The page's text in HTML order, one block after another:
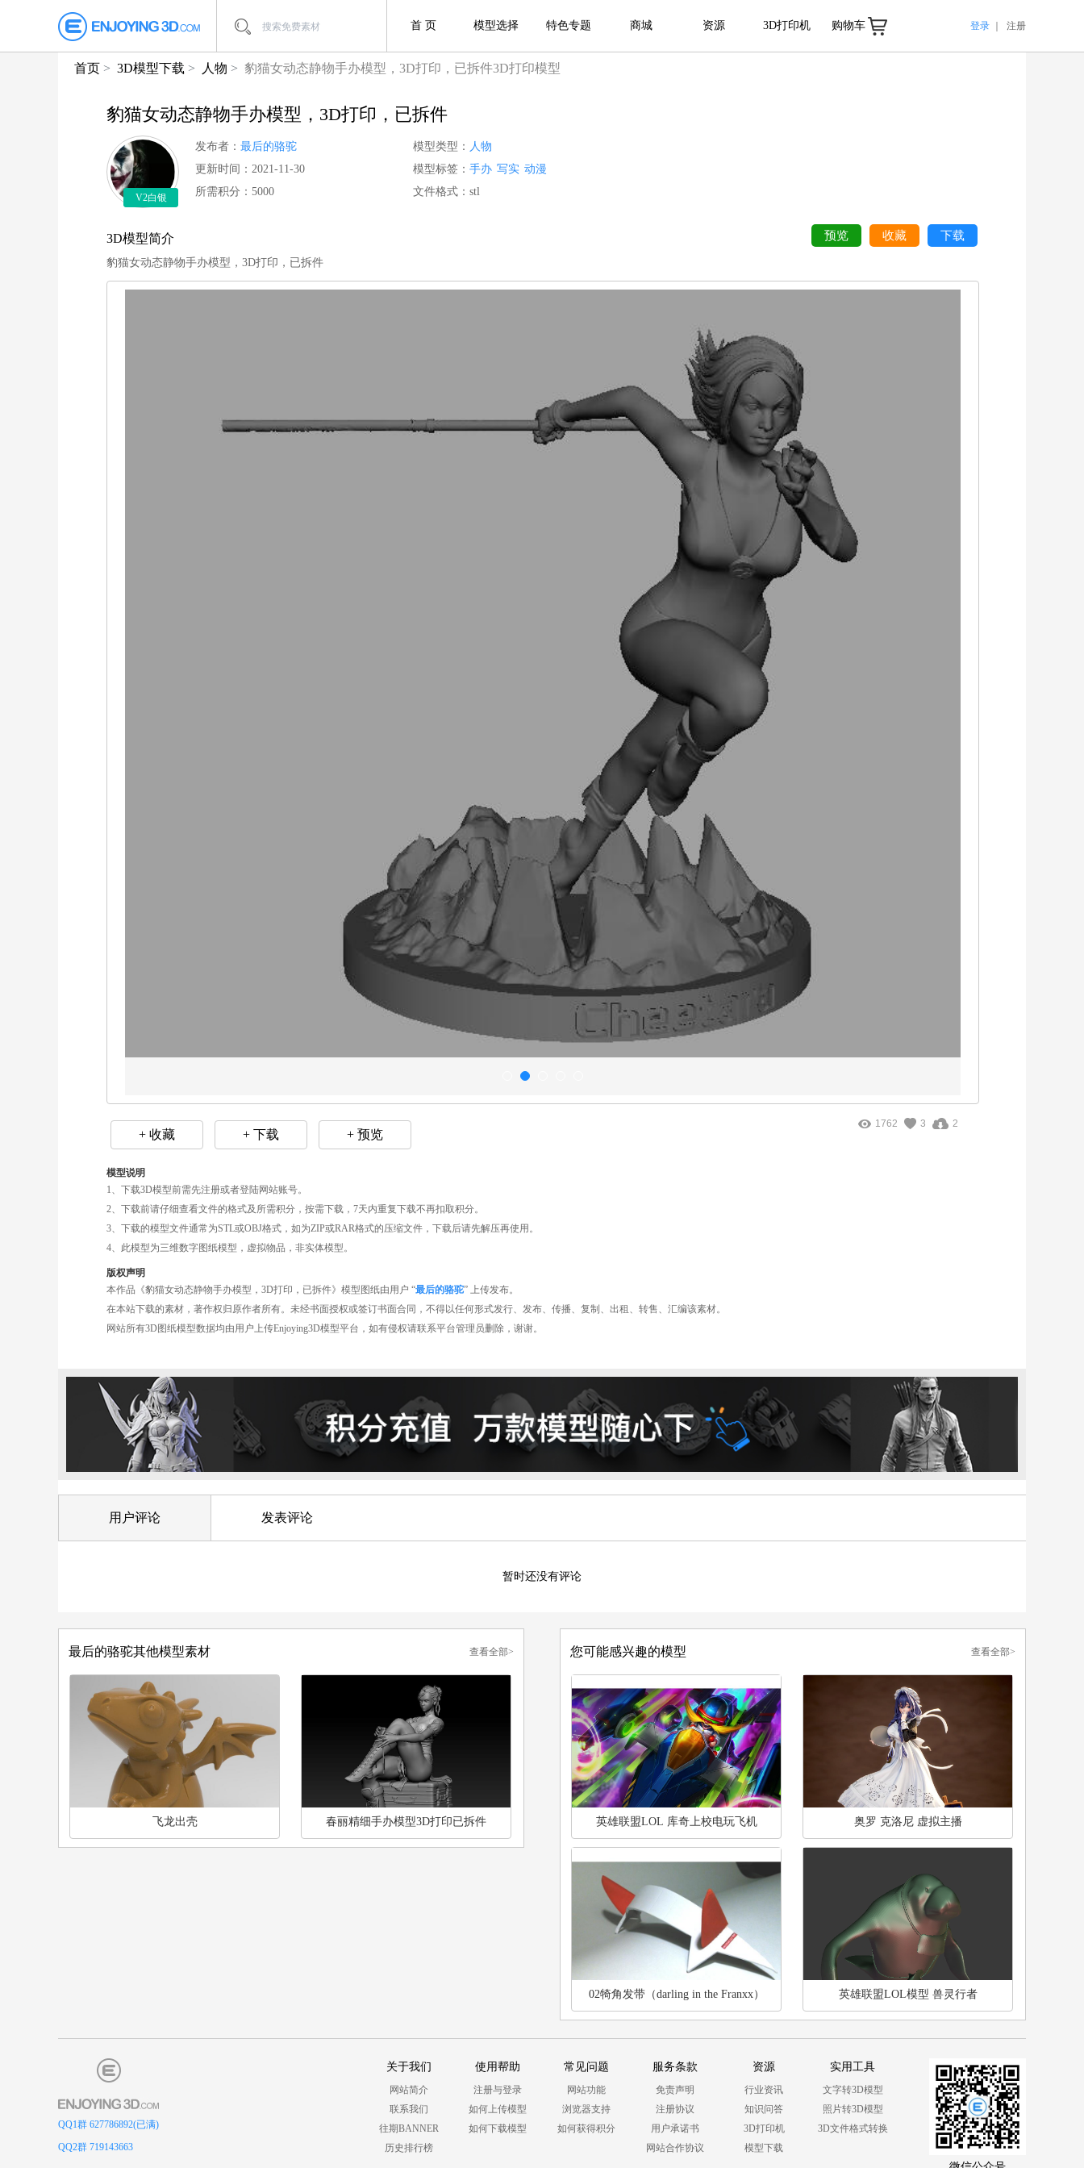
首 页 模型选择 特色专题 商城 资源 3D打印机 购物车 登录 注册
首页 3D模型下载 人物 豹猫女动态静物手办模型，3D打印，已拆件3D打印模型
豹猫女动态静物手办模型，3D打印，已拆件
V2白银
发布者： 最后的骆驼 模型类型： 人物
更新时间：2021-11-30
模型标签： 手办 写实 动漫
所需积分：5000
文件格式：stl
3D模型简介 下载
收藏
预览
豹猫女动态静物手办模型，3D打印，已拆件
+ 收藏 + 下载 + 预览
1762 3 2
模型说明
1、下载3D模型前需先注册或者登陆网站账号。
2、下载前请仔细查看文件的格式及所需积分，按需下载，7天内重复下载不再扣取积分。
3、下载的模型文件通常为STL或OBJ格式，如为ZIP或RAR格式的压缩文件，下载后请先解压再使用。
4、此模型为三维数字图纸模型，虚拟物品，非实体模型。
版权声明
本作品《豹猫女动态静物手办模型，3D打印，已拆件》模型图纸由用户 “最后的骆驼” 上传发布。
在本站下载的素材，著作权归原作者所有。未经书面授权或签订书面合同，不得以任何形式发行、发布、传播、复制、出租、转售、汇编该素材。
网站所有3D图纸模型数据均由用户上传Enjoying3D模型平台，如有侵权请联系平台管理员删除，谢谢。
用户评论 发表评论
暂时还没有评论
最后的骆驼其他模型素材 查看全部>
飞龙出壳 春丽精细手办模型3D打印已拆件
您可能感兴趣的模型 查看全部>
英雄联盟LOL 库奇上校电玩飞机 奥罗 克洛尼 虚拟主播
02犄角发带（darling in the Franxx） 英雄联盟LOL模型 兽灵行者
QQ1群 627786892(已满)
QQ2群 719143663
关于我们
网站简介
联系我们
往期BANNER
历史排行榜
使用帮助
注册与登录
如何上传模型
如何下载模型
常见问题
网站功能
浏览器支持
如何获得积分
服务条款
免责声明
注册协议
用户承诺书
网站合作协议
资源
行业资讯
知识问答
3D打印机
模型下载
实用工具
文字转3D模型
照片转3D模型
3D文件格式转换